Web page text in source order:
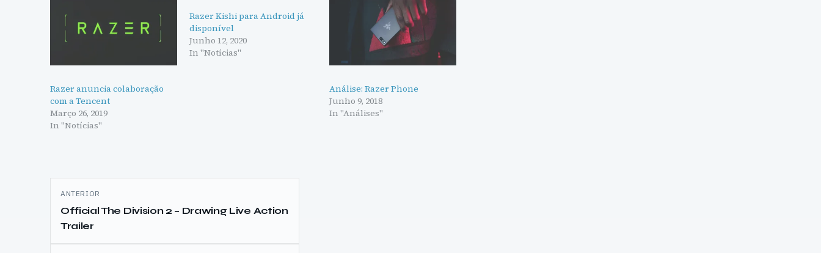
Razer anuncia colaboração
com a Tencent
Março 26, 2019
In "Notícias"
Razer Kishi para Android já
disponível
Junho 12, 2020
In "Notícias"
Análise: Razer Phone
Junho 9, 2018
In "Análises"
Navegação
de
artigos
ANTERIOR
Official The Division 2 – Drawing Live Action
Trailer